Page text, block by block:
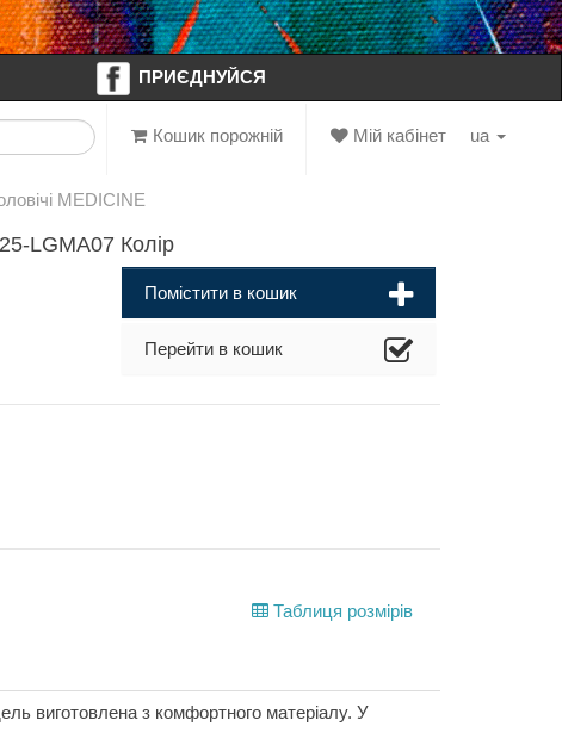
ПРИЄДНУЙСЯ
ua
Мій кабінет
Кошик порожній
MEDICINE
LGMA07 Колір
Помістити в кошик
Перейти в кошик
Таблиця розмірів
виготовлена з комфортного матеріалу. У